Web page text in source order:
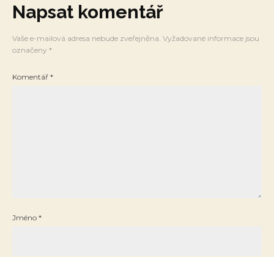
Napsat komentář
Vaše e-mailová adresa nebude zveřejněna. Vyžadované informace jsou
označeny *
Komentář *
Jméno *